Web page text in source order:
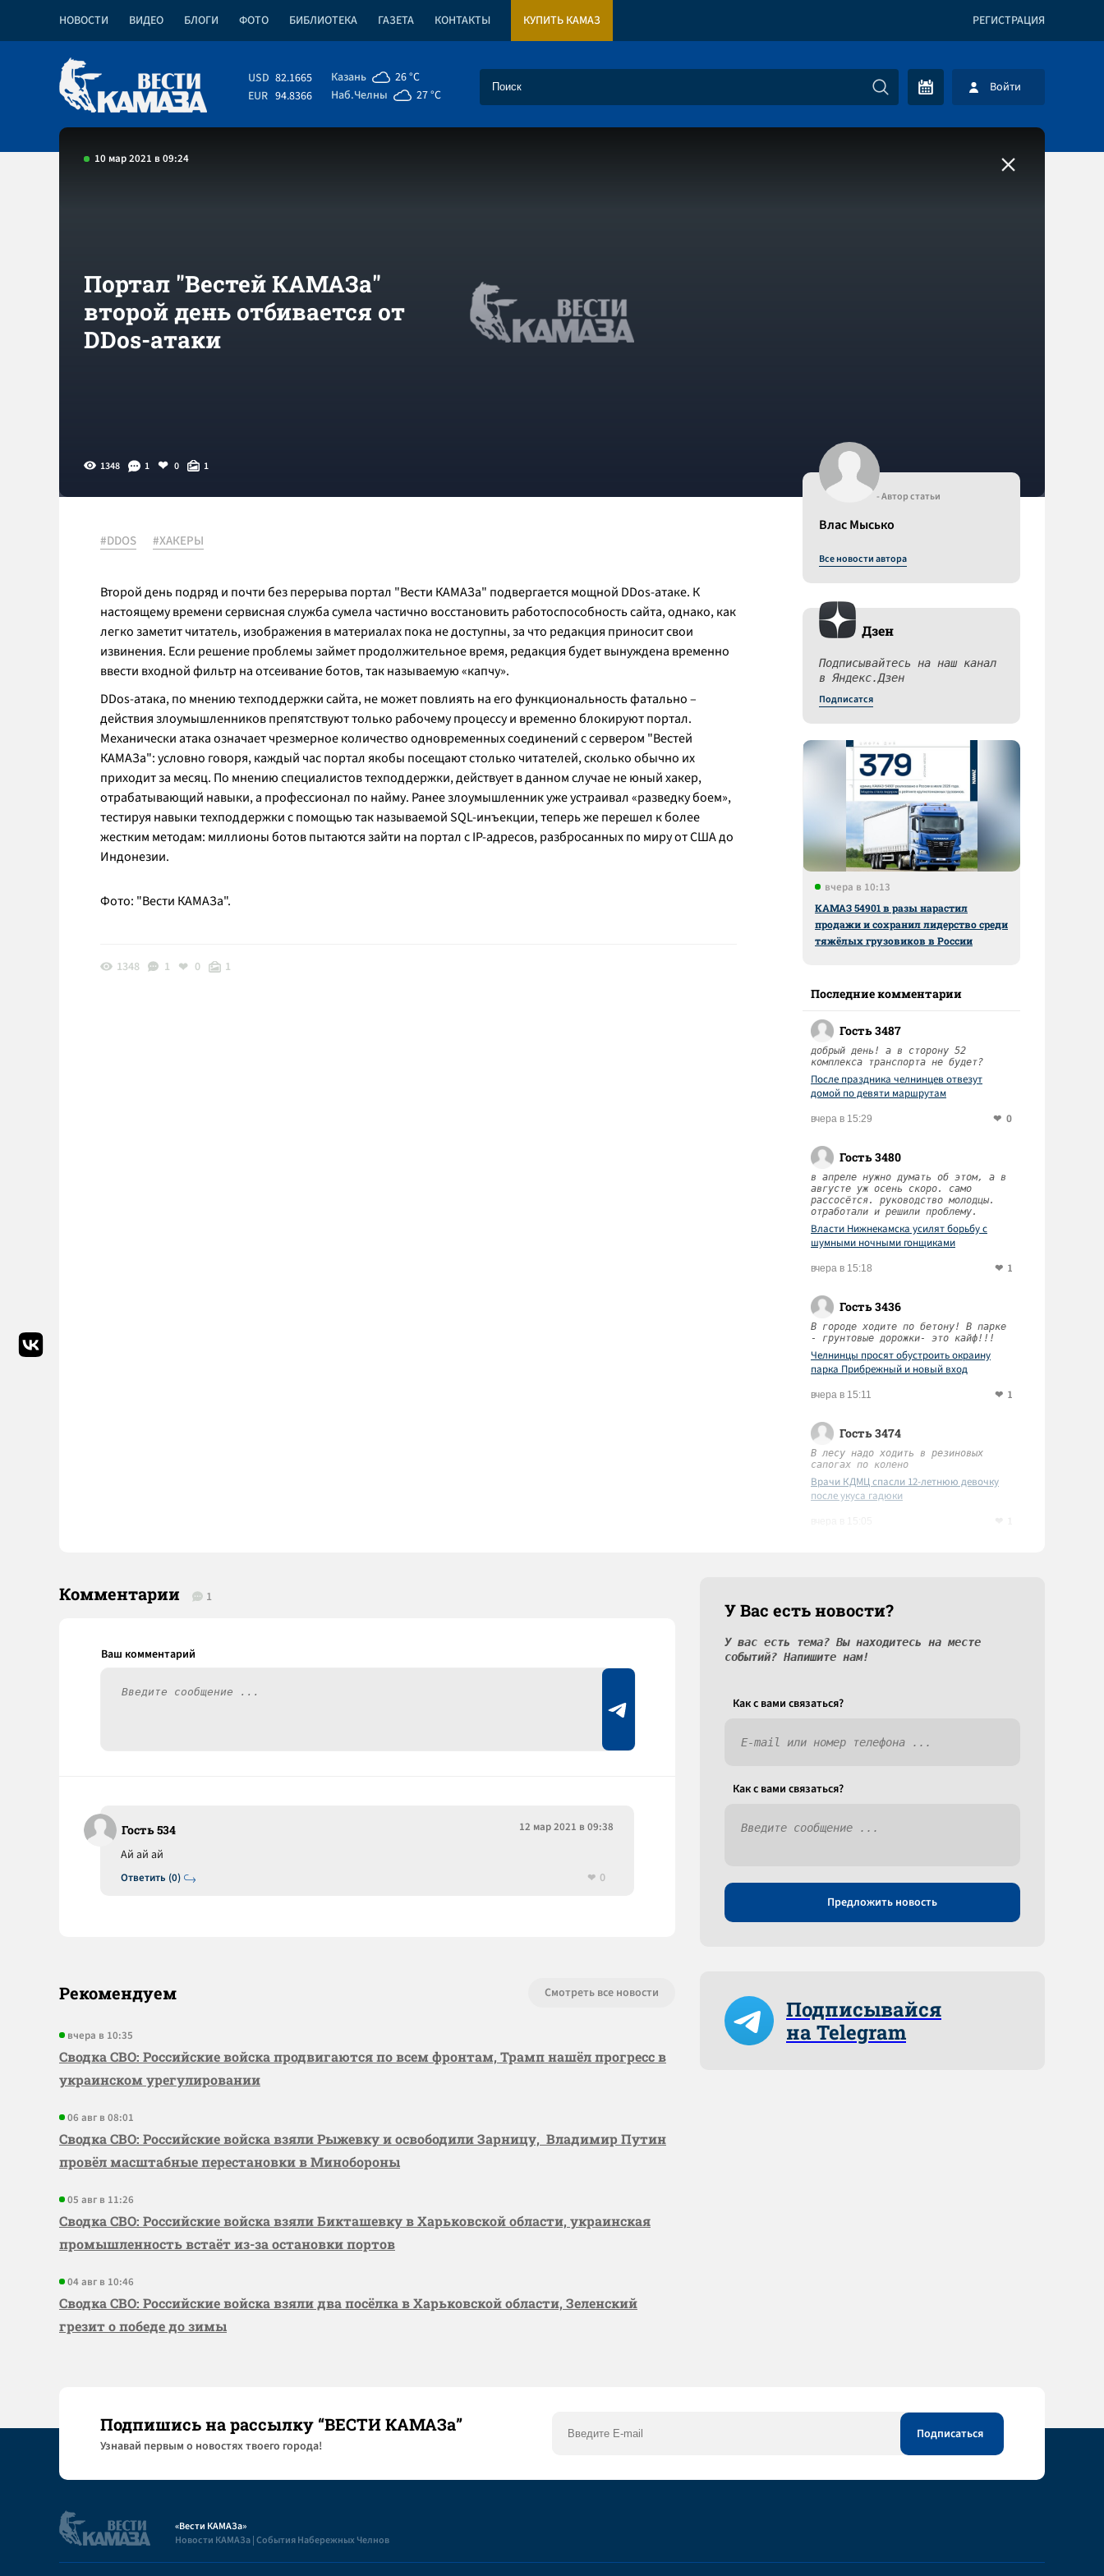
НОВОСТИ ВИДЕО БЛОГИ ФОТО БИБЛИОТЕКА ГАЗЕТА КОНТАКТЫ КУПИТЬ КАМАЗ РЕГИСТРАЦИЯ
USD 82.1665
EUR 94.8366
Казань
26 °C
Наб.Челны
27 °C Войти
10 мар 2021 в 09:24
Портал "Вестей КАМАЗа"
второй день отбивается от
DDos-атаки
1348 1 0 1
#DDOS #ХАКЕРЫ
Второй день подряд и почти без перерыва портал "Вести КАМАЗа" подвергается мощной DDos-атаке. К
настоящему времени сервисная служба сумела частично восстановить работоспособность сайта, однако, как
легко заметит читатель, изображения в материалах пока не доступны, за что редакция приносит свои
извинения. Если решение проблемы займет продолжительное время, редакция будет вынуждена временно
ввести входной фильтр на отсеивание ботов, так называемую «капчу».
DDos-атака, по мнению техподдержки сайта, не может повлиять на его функциональность фатально –
действия злоумышленников препятствуют только рабочему процессу и временно блокируют портал.
Механически атака означает чрезмерное количество одновременных соединений с сервером "Вестей
КАМАЗа": условно говоря, каждый час портал якобы посещают столько читателей, сколько обычно их
приходит за месяц. По мнению специалистов техподдержки, действует в данном случае не юный хакер,
отрабатывающий навыки, а профессионал по найму. Ранее злоумышленник уже устраивал «разведку боем»,
тестируя навыки техподдержки с помощью так называемой SQL-инъекции, теперь же перешел к более
жестким методам: миллионы ботов пытаются зайти на портал с IP-адресов, разбросанных по миру от США до
Индонезии.
Фото: "Вести КАМАЗа".
1348 1 0 1
- Автор статьи
Влас Мысько
Все новости автора
Дзен
Подписывайтесь на наш канал
в Яндекс.Дзен
Подписатся
вчера в 10:13
КАМАЗ 54901 в разы нарастил
продажи и сохранил лидерство среди
тяжёлых грузовиков в России
Последние комментарии
Гость 3487
добрый день! а в сторону 52
комплекса транспорта не будет?
После праздника челнинцев отвезут
домой по девяти маршрутам
вчера в 15:29 0
Гость 3480
в апреле нужно думать об этом, а в
августе уж осень скоро. само
рассосётся. руководство молодцы.
отработали и решили проблему.
Власти Нижнекамска усилят борьбу с
шумными ночными гонщиками
вчера в 15:18 1
Гость 3436
В городе ходите по бетону! В парке
- грунтовые дорожки- это кайф!!!
Челнинцы просят обустроить окраину
парка Прибрежный и новый вход
вчера в 15:11 1
Гость 3474
В лесу надо ходить в резиновых
сапогах по колено
Врачи КДМЦ спасли 12-летнюю девочку
после укуса гадюки
Комментарии 1
Гость 534 12 мар 2021 в 09:38
Ответить (0)
Ай ай ай
0
Рекомендуем Смотреть все новости
вчера в 10:35
Сводка СВО: Российские войска продвигаются по всем фронтам, Трамп нашёл прогресс в
украинском урегулировании
06 авг в 08:01
Сводка СВО: Российские войска взяли Рыжевку и освободили Зарницу, Владимир Путин
провёл масштабные перестановки в Минобороны
05 авг в 11:26
Сводка СВО: Российские войска взяли Бикташевку в Харьковской области, украинская
промышленность встаёт из-за остановки портов
04 авг в 10:46
Сводка СВО: Российские войска взяли два посёлка в Харьковской области, Зеленский
грезит о победе до зимы
У Вас есть новости?
У вас есть тема? Вы находитесь на месте
событий? Напишите нам!
Как c вами связаться?
Как c вами связаться?
Предложить новость
Подписывайся
на Telegram
Подпишись на рассылку “ВЕСТИ КАМАЗа”
Узнaвай первым о новостях твоего города!
«Вести КАМАЗа»
Новости КАМАЗа | События Набережных Челнов